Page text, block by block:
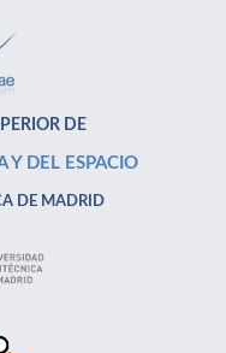
DE
Y DEL ESPACIO
DE MADRID